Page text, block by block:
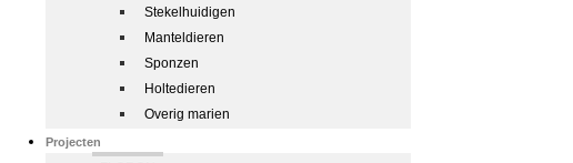
Stekelhuidigen
Manteldieren
Sponzen
Holtedieren
Overig marien
Projecten